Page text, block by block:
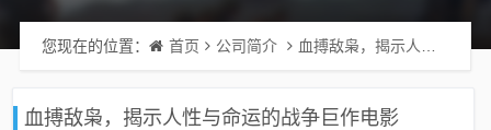
您现在的位置： 首页 公司简介 血搏敌枭，揭示人性与命运的战争巨作电影
血搏敌枭，揭示人性与命运的战争巨作电影